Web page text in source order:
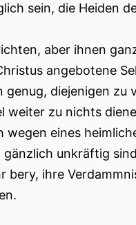
sein, die Heiden
aber ihnen
angebotene
genug, diejenigen
weiter zu nichts
wegen eines
unkräftig
bery, ihre